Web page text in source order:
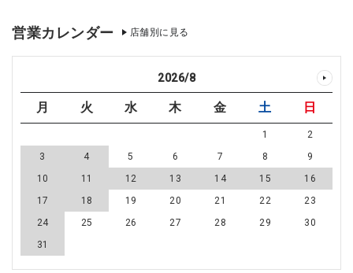
営業カレンダー 店舗別に見る
2026/8
月 火 水 木 金 土 日
1
2
3
4 5 6 7 8
9
10
11 12 13 14 15
16
17
18 19 20 21 22
23
24
25 26 27 28 29
30
31